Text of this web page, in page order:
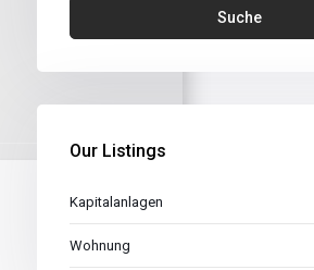
Suche
Our Listings
Kapitalanlagen
Wohnung